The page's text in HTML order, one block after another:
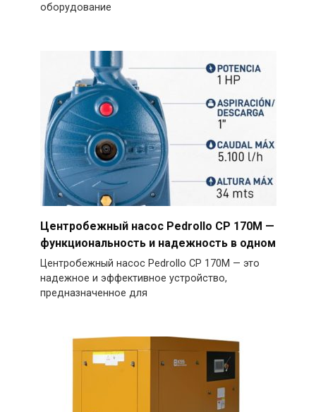
оборудование
Центробежный насос Pedrollo CP 170M —
функциональность и надежность в одном
Центробежный насос Pedrollo CP 170M — это
надежное и эффективное устройство,
предназначенное для